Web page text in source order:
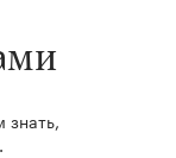
знать,